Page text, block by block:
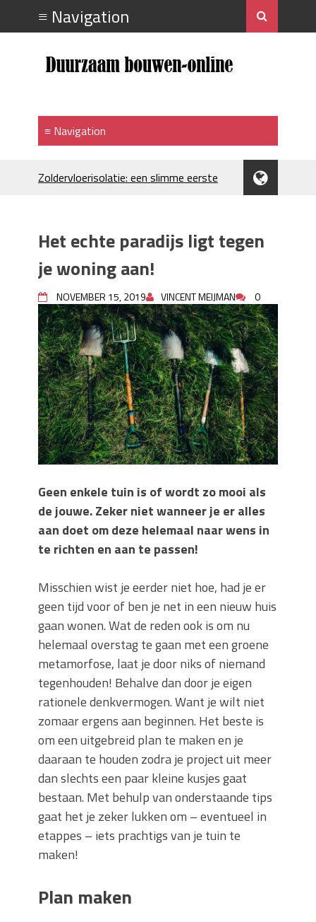
Zoldervloerisolatie: een slimme eerste
Je huis koelen: alles behalve duur
Hoe draagt je inrichting bij aan je
merkimago?
Houtpellets als duurzame
verwarmingsoptie
Wanneer moet je een specialist
inschakelen bij rioolproblemen?
Slimme oplossingen voor lekkages en
verstoppingen
Betonplex: Het Veelzijdige
Plaatmateriaal voor Moderne Projecten
Woonstijlen die perfect passen bij
duurzaam bouwen
Oma weet raadt bij cementsluier:
Het echte paradijs ligt tegen
je woning aan!
NOVEMBER 15, 2019 VINCENT MEIJMAN 0
Geen enkele tuin is of wordt zo mooi als
de jouwe. Zeker niet wanneer je er alles
aan doet om deze helemaal naar wens in
te richten en aan te passen!
Misschien wist je eerder niet hoe, had je er
geen tijd voor of ben je net in een nieuw huis
gaan wonen. Wat de reden ook is om nu
helemaal overstag te gaan met een groene
metamorfose, laat je door niks of niemand
tegenhouden! Behalve dan door je eigen
rationele denkvermogen. Want je wilt niet
zomaar ergens aan beginnen. Het beste is
om een uitgebreid plan te maken en je
daaraan te houden zodra je project uit meer
dan slechts een paar kleine kusjes gaat
bestaan. Met behulp van onderstaande tips
gaat het je zeker lukken om – eventueel in
etappes – iets prachtigs van je tuin te
maken!
Plan maken